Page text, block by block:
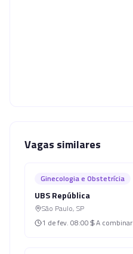
Vagas similares
Ginecologia e Obstetrícia
UBS República
São Paulo, SP
1 de fev. 08:00 A combinar